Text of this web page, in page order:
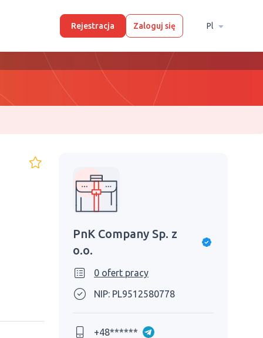
Rejestracja Zaloguj się Pl
PnK Company Sp. z
o.o.
0 ofert pracy
NIP: PL9512580778
+48******